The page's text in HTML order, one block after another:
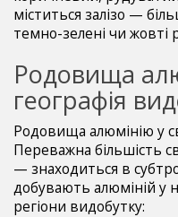
міститься залізо —
темно-зелені чи
Родовища
географія
Родовища алюмінію у
Переважна більшість
— знаходиться в
добувають алюміній у
регіони видобутку: